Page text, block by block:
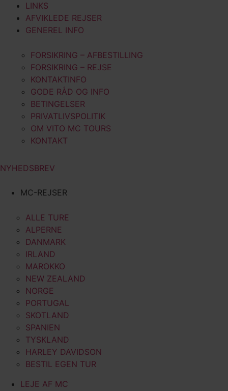
LINKS
AFVIKLEDE REJSER
GENEREL INFO
FORSIKRING – AFBESTILLING
FORSIKRING – REJSE
KONTAKTINFO
GODE RÅD OG INFO
BETINGELSER
PRIVATLIVSPOLITIK
OM VITO MC TOURS
KONTAKT
NYHEDSBREV
MC-REJSER
ALLE TURE
ALPERNE
DANMARK
IRLAND
MAROKKO
NEW ZEALAND
NORGE
PORTUGAL
SKOTLAND
SPANIEN
TYSKLAND
HARLEY DAVIDSON
BESTIL EGEN TUR
LEJE AF MC